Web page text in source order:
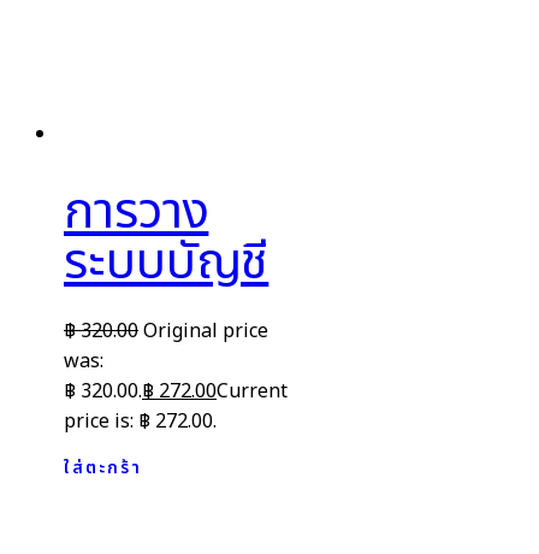
การวาง
ระบบบัญชี
฿320.00Original price
was:
฿ 320.00.฿272.00Current
price is: ฿ 272.00.
ใส่ตะกร้า